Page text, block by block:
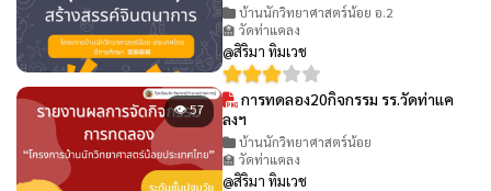
บ้านนักวิทยาศาสตร์น้อย อ.2
🏫 วัดท่าแคลง
@สิริมา ทิมเวช
👁 57
การทดลอง20กิจกรรม รร.วัดท่าแค
ลงฯ
บ้านนักวิทยาศาสตร์น้อย
🏫 วัดท่าแคลง
@สิริมา ทิมเวช